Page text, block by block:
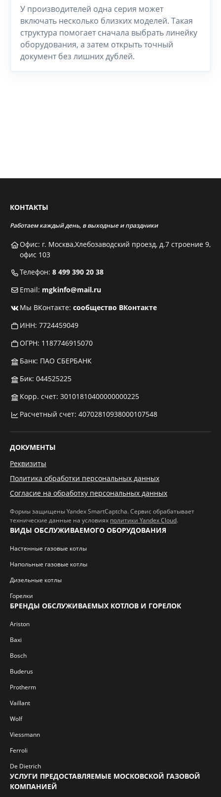
У производителей одна серия может
включать несколько близких моделей. Такая
структура помогает сначала выбрать линейку
оборудования, а затем открыть точный
документ без лишних дублей.
КОНТАКТЫ
Работаем каждый день, в выходные и праздники
Офис: г. Москва,Хлебозаводский проезд, д.7 строение 9,
офис 103
Телефон: 8 499 390 20 38
Email: mgkinfo@mail.ru
Мы ВКонтакте: сообщество ВКонтакте
ИНН: 7724459049
ОГРН: 1187746915070
Банк: ПАО СБЕРБАНК
Бик: 044525225
Корр. счет: 30101810400000000225
Расчетный счет: 40702810938000107548
ДОКУМЕНТЫ
Реквизиты
Политика обработки персональных данных
Согласие на обработку персональных данных
Формы защищены Yandex SmartCaptcha. Сервис обрабатывает
технические данные на условиях политики Yandex Cloud.
ВИДЫ ОБСЛУЖИВАЕМОГО ОБОРУДОВАНИЯ
Настенные газовые котлы
Напольные газовые котлы
Дизельные котлы
Горелки
БРЕНДЫ ОБСЛУЖИВАЕМЫХ КОТЛОВ И ГОРЕЛОК
Ariston
Baxi
Bosch
Buderus
Protherm
Vaillant
Wolf
Viessmann
Ferroli
De Dietrich
УСЛУГИ ПРЕДОСТАВЛЯЕМЫЕ МОСКОВСКОЙ ГАЗОВОЙ
КОМПАНИЕЙ